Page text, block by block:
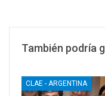
También podría
CLAE - ARGENTINA